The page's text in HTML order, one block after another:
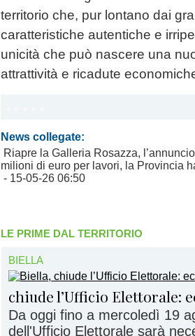
territorio che, pur lontano dai
caratteristiche autentiche e
unicità che può nascere una
attrattività e ricadute
News collegate:
Riapre la Galleria Rosazza,
milioni di euro per lavori, la Provincia
- 15-05-26 06:50
LE PRIME DAL TERRITORIO
BIELLA
chiude l’Ufficio Elettorale:
Da oggi fino a mercoledì 19
dell'Ufficio Elettorale sarà